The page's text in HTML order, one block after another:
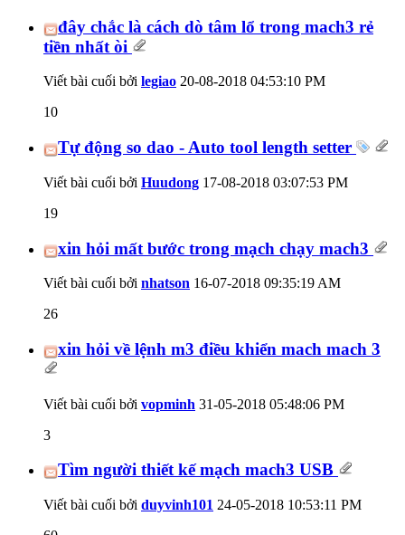
đây chắc là cách dò tâm lổ trong mach3 rẻ
tiền nhất òi
Viết bài cuối bởi legiao 20-08-2018 04:53:10 PM
10
Tự động so dao - Auto tool length setter
Viết bài cuối bởi Huudong 17-08-2018 03:07:53 PM
19
xin hỏi mất bước trong mạch chạy mach3
Viết bài cuối bởi nhatson 16-07-2018 09:35:19 AM
26
xin hỏi về lệnh m3 điều khiển mach mach 3
Viết bài cuối bởi vopminh 31-05-2018 05:48:06 PM
3
Tìm người thiết kế mạch mach3 USB
Viết bài cuối bởi duyvinh101 24-05-2018 10:53:11 PM